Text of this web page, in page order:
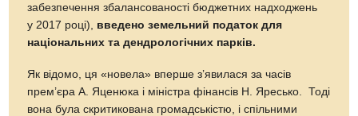
забезпечення збалансованості бюджетних надходжень
у 2017 році), введено земельний податок для
національних та дендрологічних парків.
Як відомо, ця «новела» вперше з’явилася за часів
прем’єра А. Яценюка і міністра фінансів Н. Яресько. Тоді
вона була скритикована громадськістю, і спільними